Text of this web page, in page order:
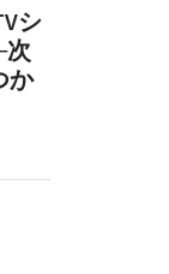
シ
次
か